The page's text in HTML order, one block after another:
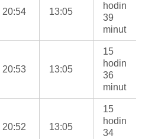
20:54 13:05
hodin
39
minut
20:53 13:05
15
hodin
36
minut
20:52 13:05
15
hodin
34